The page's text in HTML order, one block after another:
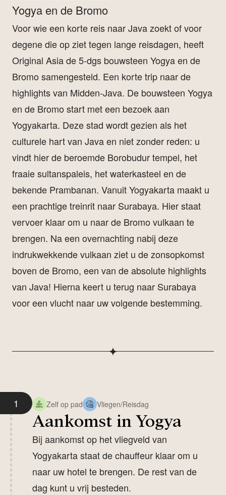
Yogya en de Bromo
Voor wie een korte reis naar Java zoekt of voor
degene die op ziet tegen lange reisdagen, heeft
Original Asia de 5-dgs bouwsteen Yogya en de
Bromo samengesteld. Een korte trip naar de
highlights van Midden-Java. De bouwsteen Yogya
en de Bromo start met een bezoek aan
Yogyakarta. Deze stad wordt gezien als het
culturele hart van Java en niet zonder reden: u
vindt hier de beroemde Borobudur tempel, het
fraaie sultanspaleis, het waterkasteel en de
bekende Prambanan. Vanuit Yogyakarta maakt u
een prachtige treinrit naar Surabaya. Hier staat
vervoer klaar om u naar de Bromo vulkaan te
brengen. Na een overnachting nabij deze
indrukwekkende vulkaan ziet u de zonsopkomst
boven de Bromo, een van de absolute highlights
van Java! Hierna keert u terug naar Surabaya
voor een vlucht naar uw volgende bestemming.
1 Zelf op pad Vliegen/Reisdag
Aankomst in Yogya
Bij aankomst op het vliegveld van
Yogyakarta staat de chauffeur klaar om u
naar uw hotel te brengen. De rest van de
dag kunt u vrij besteden.